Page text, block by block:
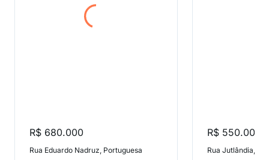
R$ 680.000
Rua Eduardo Nadruz, Portuguesa
R$ 550.000
Rua Jutlândia,